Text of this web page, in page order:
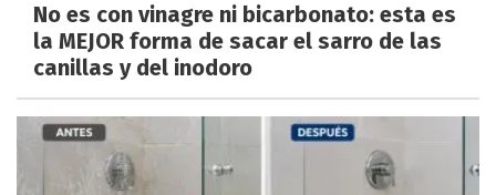
No es con vinagre ni bicarbonato: esta es
la MEJOR forma de sacar el sarro de las
canillas y del inodoro